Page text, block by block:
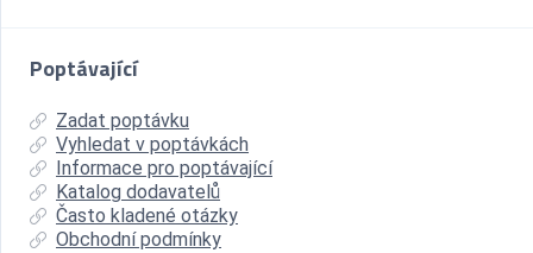
Poptávající
Zadat poptávku
Vyhledat v poptávkách
Informace pro poptávající
Katalog dodavatelů
Často kladené otázky
Obchodní podmínky